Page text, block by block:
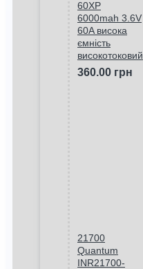
60XP
6000mah 3.6V
60A висока
ємність
високотоковий
360.00 грн
21700
Quantum
INR21700-